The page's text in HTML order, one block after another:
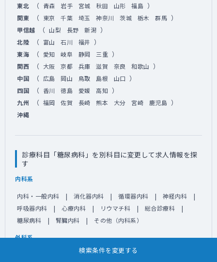
検索条件を変更する
東北
（ 青森 岩手 宮城 秋田 山形 福島 ）
関東 （ 東京 千葉 埼玉 神奈川 茨城 栃木 群馬 ）
甲信越 （ 山梨 長野 新潟 ）
北陸 （ 富山 石川 福井 ）
東海 （ 愛知 岐阜 静岡 三重 ）
関西 （ 大阪 京都 兵庫 滋賀 奈良 和歌山 ）
中国 （ 広島 岡山 鳥取 島根 山口 ）
四国 （ 香川 徳島 愛媛 高知 ）
九州 （ 福岡 佐賀 長崎 熊本 大分 宮崎 鹿児島 ）
沖縄
診療科目「糖尿病科」を別科目に変更して求人情報を探
す
内科系
内科・一般内科 消化器内科 循環器内科
神経内科
呼吸器内科
心療内科 リウマチ科
総合診療科
糖尿病科
腎臓内科 その他（内科系）
外科系
整形外科 脳神経外科